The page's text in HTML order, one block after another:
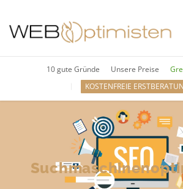
10 gute Gründe Unsere Preise
KOSTENFREIE